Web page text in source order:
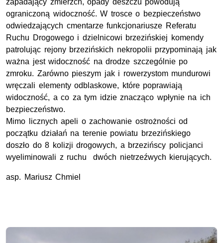
zapadający zmierzch, opady deszczu powodują
ograniczoną widoczność. W trosce o bezpieczeństwo
odwiedzających cmentarze funkcjonariusze Referatu
Ruchu Drogowego i dzielnicowi brzezińskiej komendy
patrolując rejony brzezińskich nekropolii przypominają jak
ważna jest widoczność na drodze szczególnie po
zmroku. Zarówno pieszym jak i rowerzystom mundurowi
wręczali elementy odblaskowe, które poprawiają
widoczność, a co za tym idzie znacząco wpłynie na ich
bezpieczeństwo.
Mimo licznych apeli o zachowanie ostrożności od
początku działań na terenie powiatu brzezińskiego
doszło do 8 kolizji drogowych, a brzezińscy policjanci
wyeliminowali z ruchu dwóch nietrzeźwych kierujących.
asp. Mariusz Chmiel